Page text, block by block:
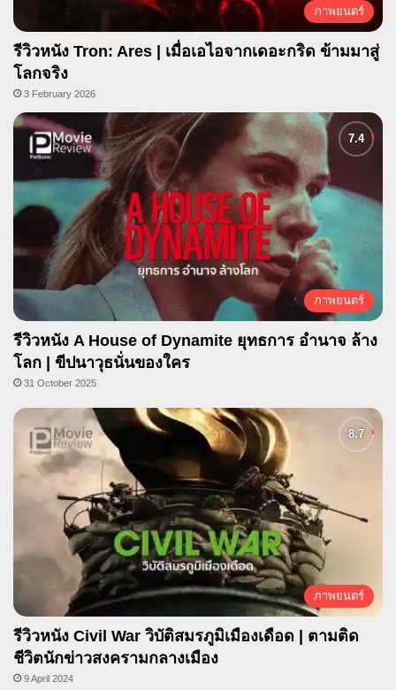
ภาพยนตร์
รีวิวหนัง Tron: Ares | เมื่อเอไอจากเดอะกริด ข้ามมาสู่
โลกจริง
3 February 2026
ภาพยนตร์
รีวิวหนัง A House of Dynamite ยุทธการ อำนาจ ล้าง
โลก | ขีปนาวุธนั่นของใคร
31 October 2025
ภาพยนตร์
รีวิวหนัง Civil War วิบัติสมรภูมิเมืองเดือด | ตามติด
ชีวิตนักข่าวสงครามกลางเมือง
9 April 2024